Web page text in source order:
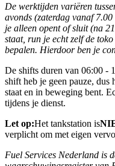
De werktijden variëren
avonds (zaterdag vanaf
je alleen opent of sluit (na
staat, run je echt zelf de
bepalen. Hierdoor ben je
De shifts duren van 06:00 -
shift heb je geen pauze, dus
staat en in beweging bent.
tijdens je dienst.
Let op:Het tankstation is
verplicht om met eigen
Fuel Services Nederland is